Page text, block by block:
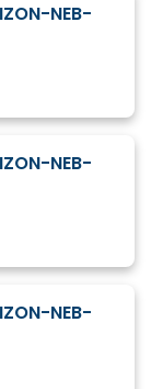
NEB-
NEB-
NEB-